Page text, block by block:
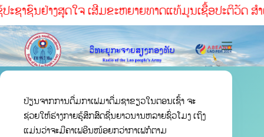
າຊົນຢ່າງສຸດໃຈ ເສີມຂະຫຍາຍທາດແທ້ມູນເຊື້ອປະຕິວັດ ສໍາ
ປ່ຽນຈາກການດື່ມກາເຟມາດື່ມຊາຂຽວໃນຕອນເຊົ້າ ຈະ
ຊ່ວຍໃຫ້ຮ່າງກາຍຮູ້ສຶກສົດຊື່ນຍາວນານຫລາຍຊົ່ວໂມງ ເຖິງ
ແມ່ນວ່າຈະມີຄາເຟອີນໜ້ອຍກວ່າກາເຟກໍຕາມ